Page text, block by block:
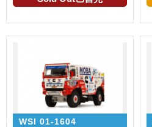
WSI 01-1604